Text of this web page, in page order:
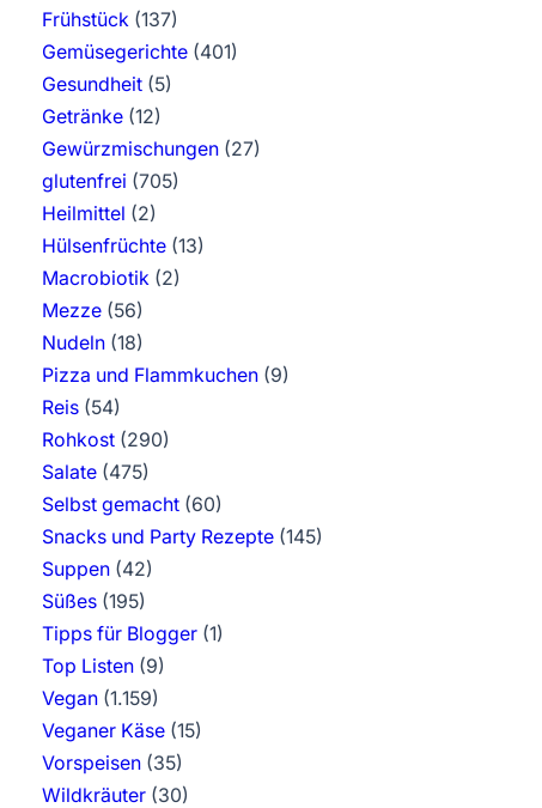
Frühstück (137)
Gemüsegerichte(401)
Gesundheit(5)
Getränke(12)
Gewürzmischungen(27)
glutenfrei (705)
Heilmittel (2)
Hülsenfrüchte(13)
Macrobiotik (2)
Mezze(56)
Nudeln(18)
Pizza und Flammkuchen(9)
Reis(54)
Rohkost(290)
Salate(475)
Selbst gemacht(60)
Snacks und Party Rezepte(145)
Suppen(42)
Süßes(195)
Tipps für Blogger(1)
Top Listen(9)
Vegan(1.159)
Veganer Käse(15)
Vorspeisen(35)
Wildkräuter(30)